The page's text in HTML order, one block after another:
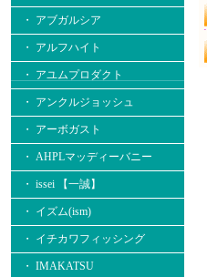
・ アブガルシア
・ アルフハイト
・ アユムプロダクト
・ アンクルジョッシュ
・ アーボガスト
・ AHPLマッディーバニー
・ issei 【一誠】
・ イズム(ism)
・ イチカワフィッシング
・ IMAKATSU